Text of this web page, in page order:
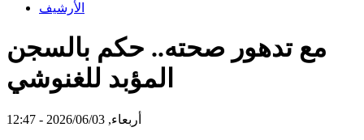
الأرشيف
مع تدهور صحته.. حكم بالسجن
المؤبد للغنوشي
أربعاء, 2026/06/03 - 12:47